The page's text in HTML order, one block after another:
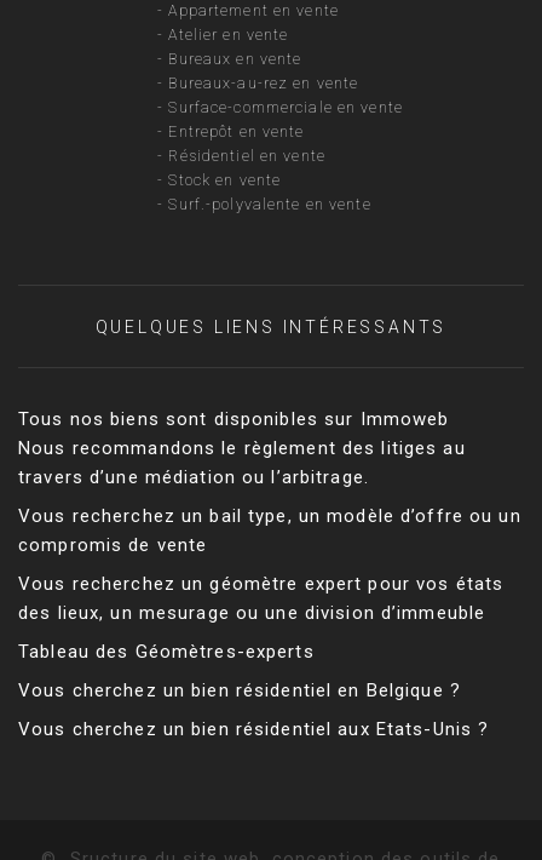
-Appartement en vente
-Atelier en vente
- Bureaux en vente
- Bureaux-au-rez en vente
-Surface-commerciale en vente
- Entrepôt en vente
- Résidentiel en vente
-Stock en vente
-Surf.-polyvalente en vente
QUELQUES LIENS INTÉRESSANTS
Tous nos biens sont disponibles sur Immoweb
Nous recommandons le règlement des litiges au
travers d’une médiation ou l’arbitrage.
Vous recherchez un bail type, un modèle d’offre ou un
compromis de vente
Vous recherchez un géomètre expert pour vos états
des lieux, un mesurage ou une division d’immeuble
Tableau des Géomètres-experts
Vous cherchez un bien résidentiel en Belgique ?
Vous cherchez un bien résidentiel aux Etats-Unis ?